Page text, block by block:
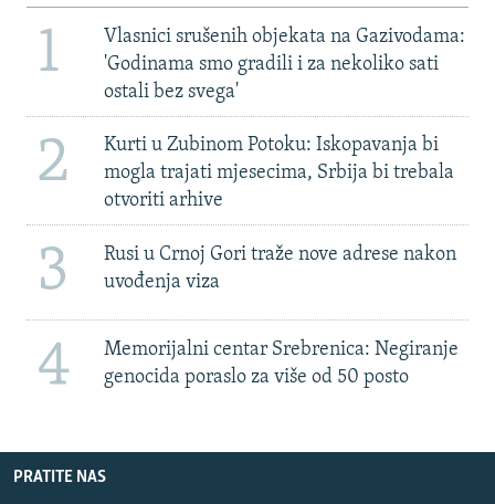
1
Vlasnici srušenih objekata na Gazivodama:
'Godinama smo gradili i za nekoliko sati
ostali bez svega'
2
Kurti u Zubinom Potoku: Iskopavanja bi
mogla trajati mjesecima, Srbija bi trebala
otvoriti arhive
3
Rusi u Crnoj Gori traže nove adrese nakon
uvođenja viza
4
Memorijalni centar Srebrenica: Negiranje
genocida poraslo za više od 50 posto
PRATITE NAS